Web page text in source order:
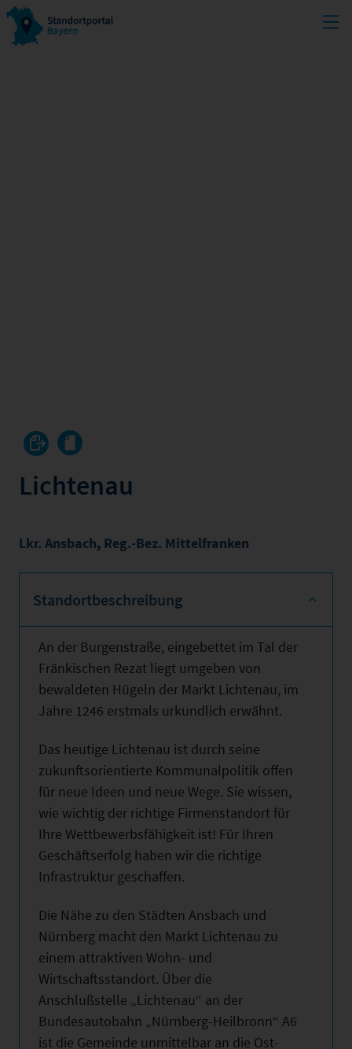
Lichtenau
Lkr. Ansbach, Reg.-Bez. Mittelfranken
Standortbeschreibung
An der Burgenstraße, eingebettet im Tal der
Fränkischen Rezat liegt umgeben von
bewaldeten Hügeln der Markt Lichtenau, im
Jahre 1246 erstmals urkundlich erwähnt.
Das heutige Lichtenau ist durch seine
zukunftsorientierte Kommunalpolitik offen
für neue Ideen und neue Wege. Sie wissen,
wie wichtig der richtige Firmenstandort für
Ihre Wettbewerbsfähigkeit ist! Für Ihren
Geschäftserfolg haben wir die richtige
Infrastruktur geschaffen.
Die Nähe zu den Städten Ansbach und
Nürnberg macht den Markt Lichtenau zu
einem attraktiven Wohn- und
Wirtschaftsstandort. Über die
Anschlußstelle „Lichtenau“ an der
Bundesautobahn „Nürnberg-Heilbronn“ A6
ist die Gemeinde unmittelbar an die Ost-